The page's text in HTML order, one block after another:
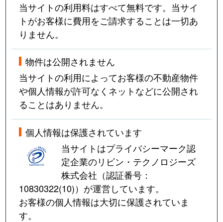
当サイトの利用料はすべて無料です。当サイ
トがお客様に費用をご請求することは一切あ
りません。
物件は公開されません
当サイトの利用によってお客様の不動産物件
や個人情報が許可なくネットなどに公開され
ることはありません。
個人情報は保護されています
当サイトはプライバシーマーク認
定企業のリビン・テクノロジーズ
株式会社（認証番号：
10830322(10)）が運営しています。
お客様の個人情報は大切に保護されていま
す。